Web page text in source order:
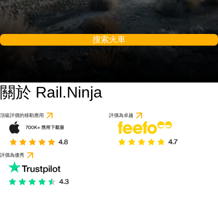
搜索火車
關於 Rail.Ninja
頂級評價的移動應用 評價為卓越
評價為優秀